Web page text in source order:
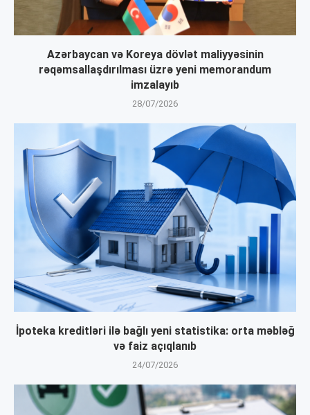
Azərbaycan və Koreya dövlət maliyyəsinin
rəqəmsallaşdırılması üzrə yeni memorandum
imzalayıb
28/07/2026
İpoteka kreditləri ilə bağlı yeni statistika: orta məbləğ
və faiz açıqlanıb
24/07/2026